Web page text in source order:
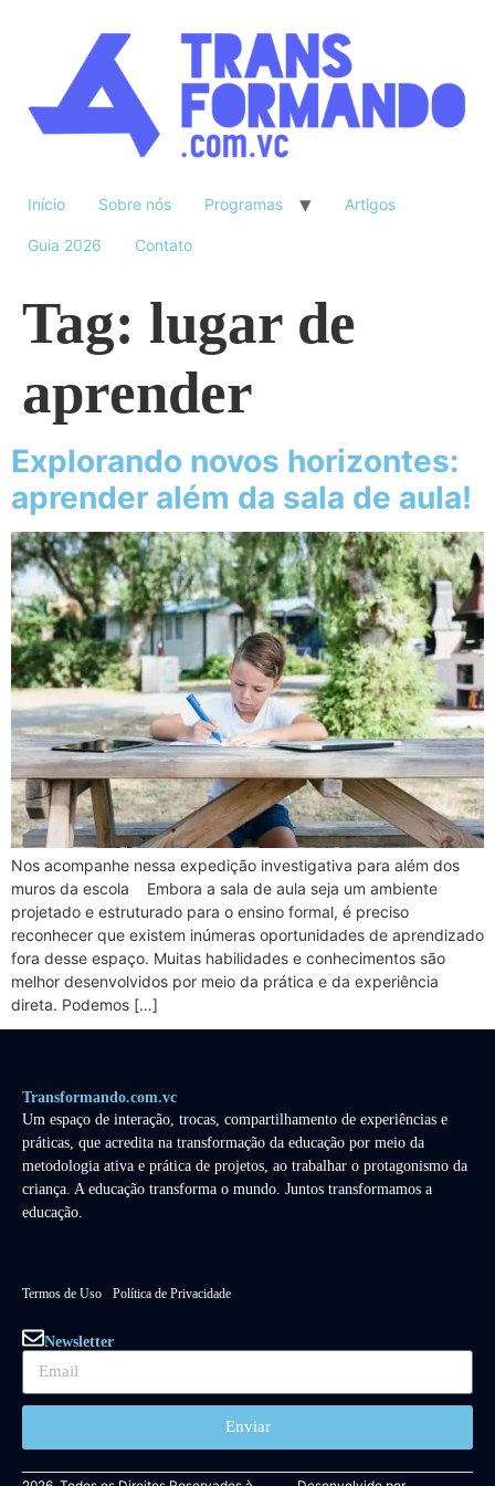
Início Sobre nós Programas Artigos
Guia 2026 Contato
Tag: lugar de
aprender
Explorando novos horizontes:
aprender além da sala de aula!
Nos acompanhe nessa expedição investigativa para além dos
muros da escola Embora a sala de aula seja um ambiente
projetado e estruturado para o ensino formal, é preciso
reconhecer que existem inúmeras oportunidades de aprendizado
fora desse espaço. Muitas habilidades e conhecimentos são
melhor desenvolvidos por meio da prática e da experiência
direta. Podemos […]
Transformando.com.vc
Um espaço de interação, trocas, compartilhamento de experiências e
práticas, que acredita na transformação da educação por meio da
metodologia ativa e prática de projetos, ao trabalhar o protagonismo da
criança. A educação transforma o mundo. Juntos transformamos a
educação.
Termos de Uso Política de Privacidade
Newsletter
Enviar